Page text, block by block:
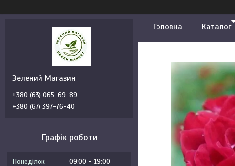
Головна Каталог
Зелений Магазин
+380 (63) 065-69-89
+380 (67) 397-76-40
Графік роботи
Понеділок 09:00
19:00